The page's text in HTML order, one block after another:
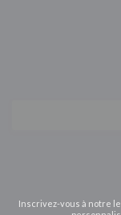
Inscrivez-vous à notre